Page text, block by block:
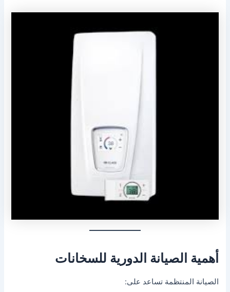
أهمية الصيانة الدورية للسخانات
الصيانة المنتظمة تساعد على: